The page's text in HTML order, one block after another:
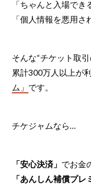
「ちゃんと入場でき
「個人情報を悪用さ
そんな“チケット取
累計300万人以上が
ム」 です。
チケジャムなら…
「安心決済」 でお金
「あんしん補償プレ